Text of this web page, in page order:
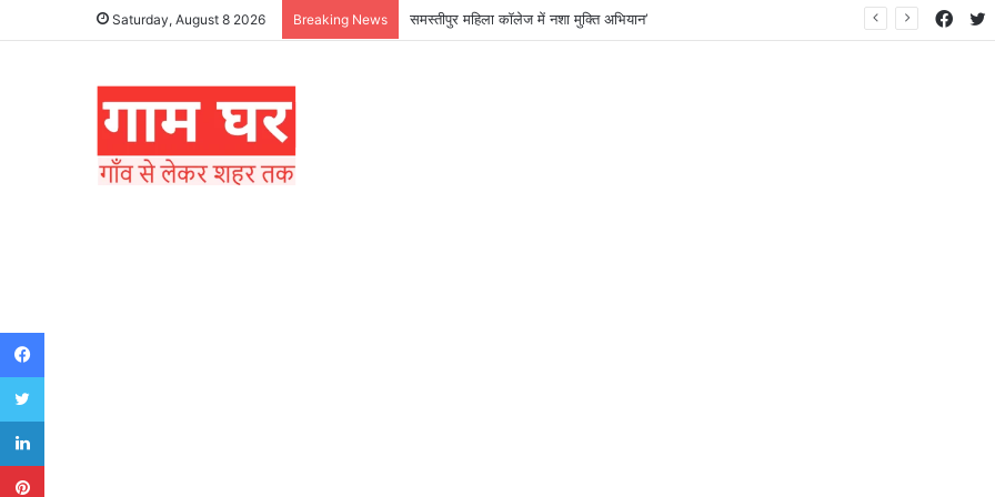
Saturday, August 8 2026 Breaking News समस्तीपुर महिला कॉलेज में नशा मुक्ति अभियान’
Facebook
Twitter
LinkedIn
Pinterest